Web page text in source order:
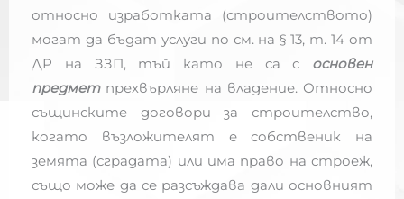
относно изработката (строителството)
могат да бъдат услуги по см. на § 13, т. 14 от
ДР на ЗЗП, тъй като не са с основен
предметпрехвърляне на владение. Относно
същинските договори за строителство,
когато възложителят е собственик на
земята (сградата) или има право на строеж,
също може да се разсъждава дали основният